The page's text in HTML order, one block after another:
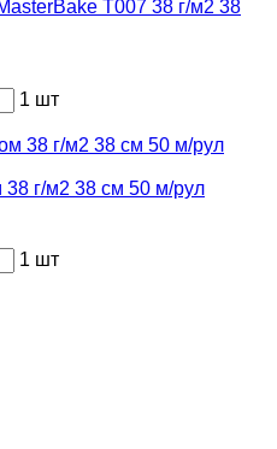
Т007 38 г/м2 38
1 шт
г/м2 38 см 50 м/рул
1 шт